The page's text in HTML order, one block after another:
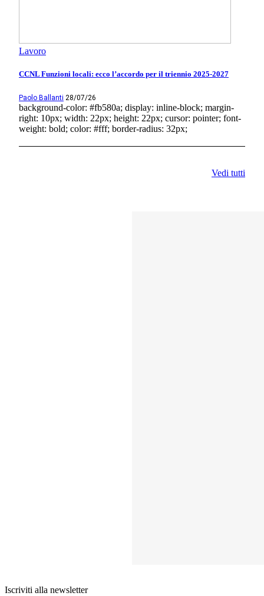
Lavoro
CCNL Funzioni locali: ecco l’accordo per il triennio 2025-2027
Paolo Ballanti 28/07/26
background-color: #fb580a; display: inline-block; margin-
right: 10px; width: 22px; height: 22px; cursor: pointer; font-
weight: bold; color: #fff; border-radius: 32px;
Vedi tutti
Iscriviti alla newsletter